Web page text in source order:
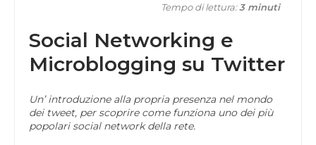
Tempo di lettura:3 minuti
Social Networking e
Microblogging su Twitter
Un’ introduzione alla propria presenza nel mondo
dei tweet, per scoprire come funziona uno dei più
popolari social network della rete.